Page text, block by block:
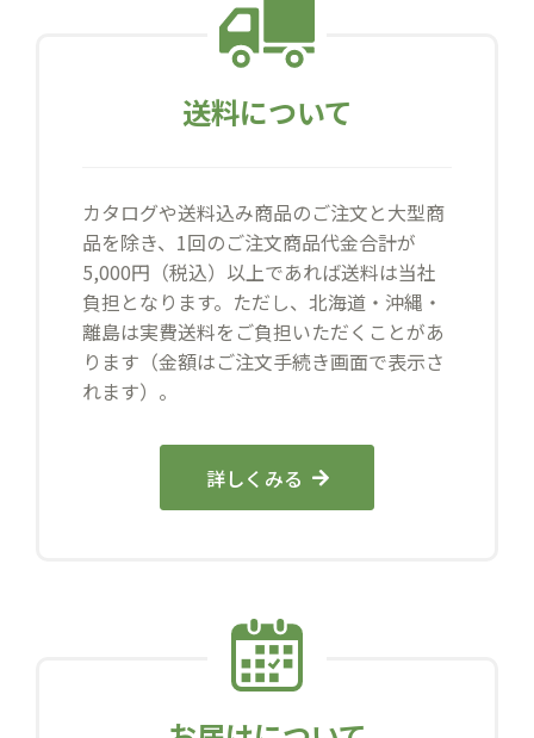
送料について
カタログや送料込み商品のご注文と大型商
品を除き、1回のご注文商品代金合計が
5,000円（税込）以上であれば送料は当社
負担となります。ただし、北海道・沖縄・
離島は実費送料をご負担いただくことがあ
ります（金額はご注文手続き画面で表示さ
れます）。
詳しくみる